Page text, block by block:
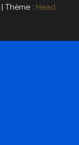
| Thème : Head